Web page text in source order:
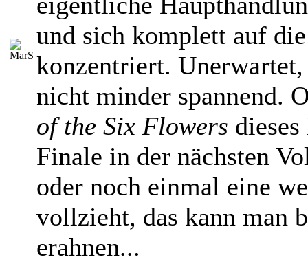
und sich komplett auf
konzentriert. Unerwartet,
nicht minder spannend.
of the Six Flowers
Finale in der nächsten
oder noch einmal eine
vollzieht, das kann man
erahnen...